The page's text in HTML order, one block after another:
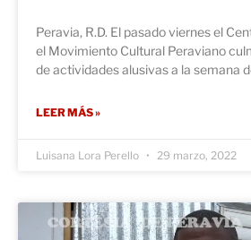
Peravia, R.D. El pasado viernes el
el Movimiento Cultural Peraviano
de actividades alusivas a la semana
LEER MÁS »
Luisana Lora Perello 29 marzo, 2022